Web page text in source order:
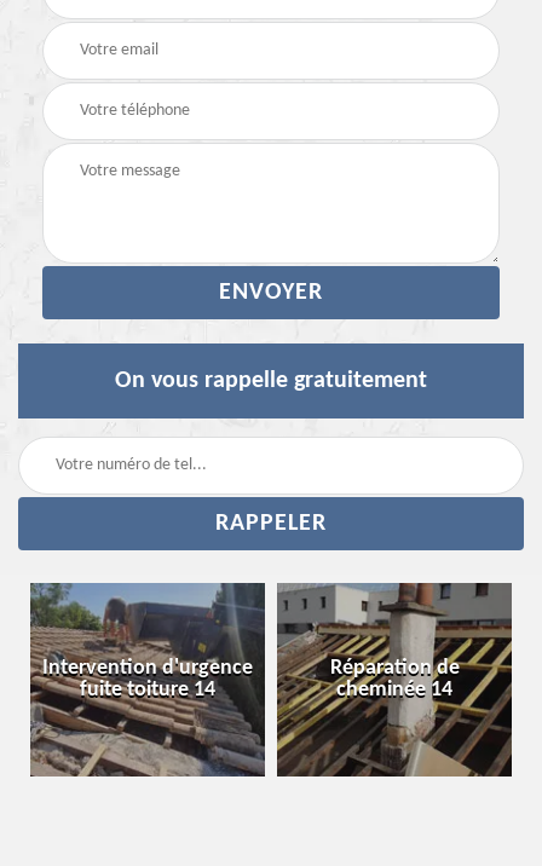
On vous rappelle gratuitement
Intervention d'urgence
fuite toiture 14
Réparation de
cheminée 14